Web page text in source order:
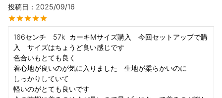
投稿日
2025/09/16
166センチ　57k  カーキMサイズ購入　今回セットアップで購
入　サイズはちょうど良い感じです
色合いもとても良く
着心地が良いのが気に入りました　生地が柔らかいのに
しっかりしていて
軽いのがとても良いです